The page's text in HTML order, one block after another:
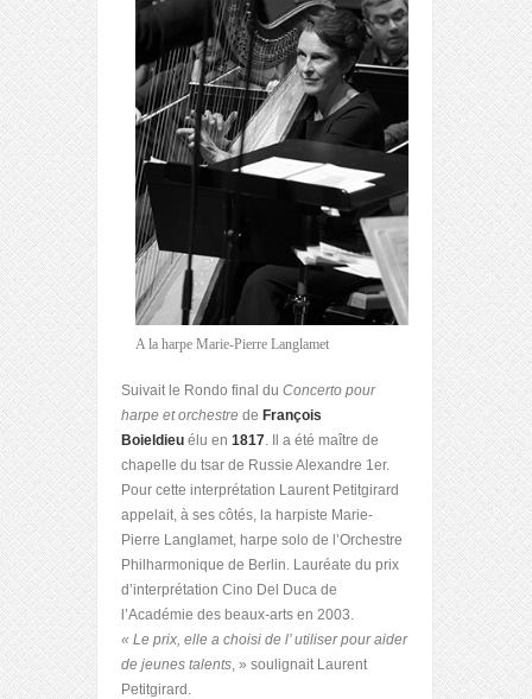
A la harpe Marie-Pierre Langlamet
Suivait le Rondo final du Concerto pour
harpe et orchestre de François
Boieldieu élu en 1817. Il a été maître de
chapelle du tsar de Russie Alexandre 1er.
Pour cette interprétation Laurent Petitgirard
appelait, à ses côtés, la harpiste Marie-
Pierre Langlamet, harpe solo de l’Orchestre
Philharmonique de Berlin. Lauréate du prix
d’interprétation Cino Del Duca de
l’Académie des beaux-arts en 2003.
« Le prix, elle a choisi de l’ utiliser pour aider
de jeunes talents, » soulignait Laurent
Petitgirard.